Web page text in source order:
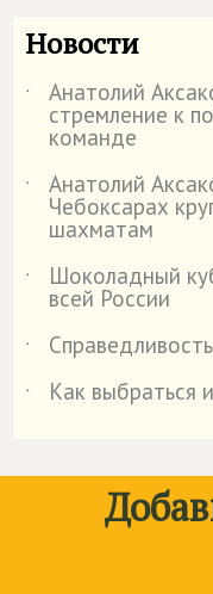
Новости
˙ Анатолий
стремление к
команде
˙
Анатолий
Чебоксарах
шахматам
˙
Шоколадный
всей России
˙
˙
Как выбраться